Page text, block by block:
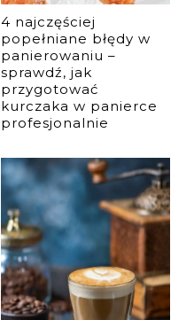
4 najczęściej
popełniane błędy w
panierowaniu –
sprawdź, jak
przygotować
kurczaka w panierce
profesjonalnie